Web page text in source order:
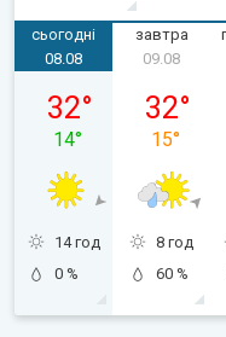
сьогодні
субота, 08.08
08.08
32°
14°
14 год
0 %
завтра
09.08
32°
15°
8 год
60 %